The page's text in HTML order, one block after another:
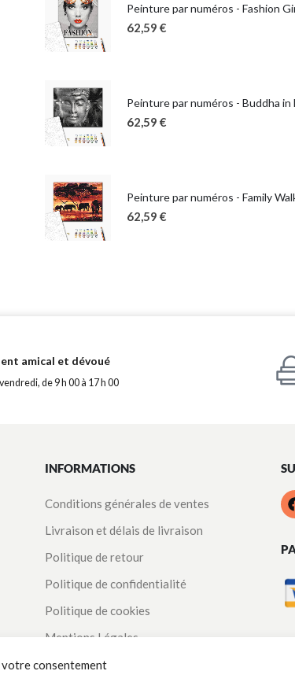
votre consentement
Peinture par numéros - Fashion
62,59 €
Peinture par numéros - Buddha
62,59 €
Peinture par numéros - Family
62,59 €
amical et dévoué
de 9 h 00 à 17 h 00
INFORMATIONS
Conditions générales de ventes
Livraison et délais de livraison
Politique de retour
Politique de confidentialité
Politique de cookies
Mentions Légales
Suivi de commande